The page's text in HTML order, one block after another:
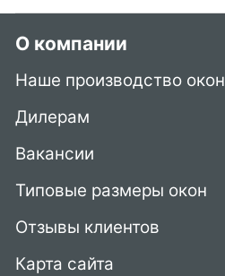
О компании
Наше производство окон
Дилерам
Вакансии
Типовые размеры окон
Отзывы клиентов
Карта сайта